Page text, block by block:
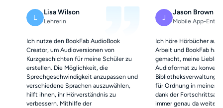
L
Lisa Wilson
Lehrerin
Ich nutze den BookFab AudioBook
Creator, um Audioversionen von
Kurzgeschichten für meine Schüler zu
erstellen. Die Möglichkeit, die
Sprechgeschwindigkeit anzupassen und
verschiedene Sprachen auszuwählen,
hilft ihnen, ihr Hörverständnis zu
verbessern. Mithilfe der
J
Jason Brown
Mobile App-
Ich höre Hörbücher auf
Arbeit und BookFab hat
gemacht, meine
Audioformat zu
für Ordnung in meiner
dank der
immer genau da